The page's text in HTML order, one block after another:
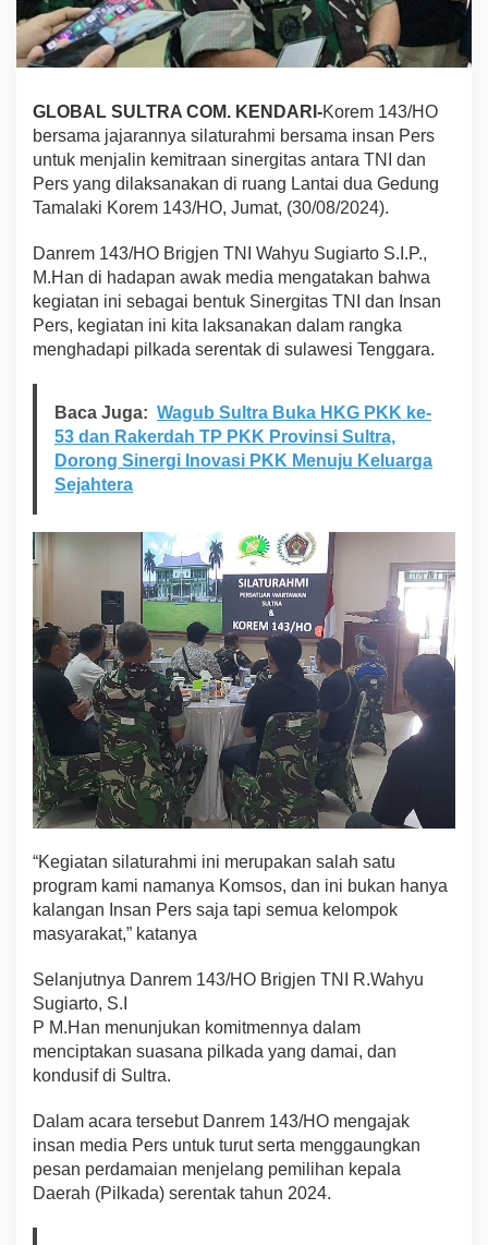
l
t
r
a
D
r
e
m
4
/
H
O
J
n
S
i
l
m
B
e
r
s
a
m
a
l
a
P
e
r
GLOBAL SULTRA COM. KENDARI-Korem 143/HO
bersama jajarannya silaturahmi bersama insan Pers
untuk menjalin kemitraan sinergitas antara TNI dan
Pers yang dilaksanakan di ruang Lantai dua Gedung
Tamalaki Korem 143/HO, Jumat, (30/08/2024).
Danrem 143/HO Brigjen TNI Wahyu Sugiarto S.I.P.,
M.Han di hadapan awak media mengatakan bahwa
kegiatan ini sebagai bentuk Sinergitas TNI dan Insan
Pers, kegiatan ini kita laksanakan dalam rangka
menghadapi pilkada serentak di sulawesi Tenggara.
Baca Juga: Wagub Sultra Buka HKG PKK ke-
53 dan Rakerdah TP PKK Provinsi Sultra,
Dorong Sinergi Inovasi PKK Menuju Keluarga
Sejahtera
“Kegiatan silaturahmi ini merupakan salah satu
program kami namanya Komsos, dan ini bukan hanya
kalangan Insan Pers saja tapi semua kelompok
masyarakat,” katanya
Selanjutnya Danrem 143/HO Brigjen TNI R.Wahyu
Sugiarto, S.I
P M.Han menunjukan komitmennya dalam
menciptakan suasana pilkada yang damai, dan
kondusif di Sultra.
Dalam acara tersebut Danrem 143/HO mengajak
insan media Pers untuk turut serta menggaungkan
pesan perdamaian menjelang pemilihan kepala
Daerah (Pilkada) serentak tahun 2024.